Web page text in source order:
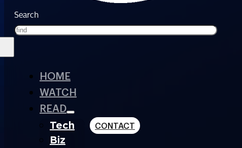
Search
HOME
WATCH
READ
Tech
Biz
CONTACT